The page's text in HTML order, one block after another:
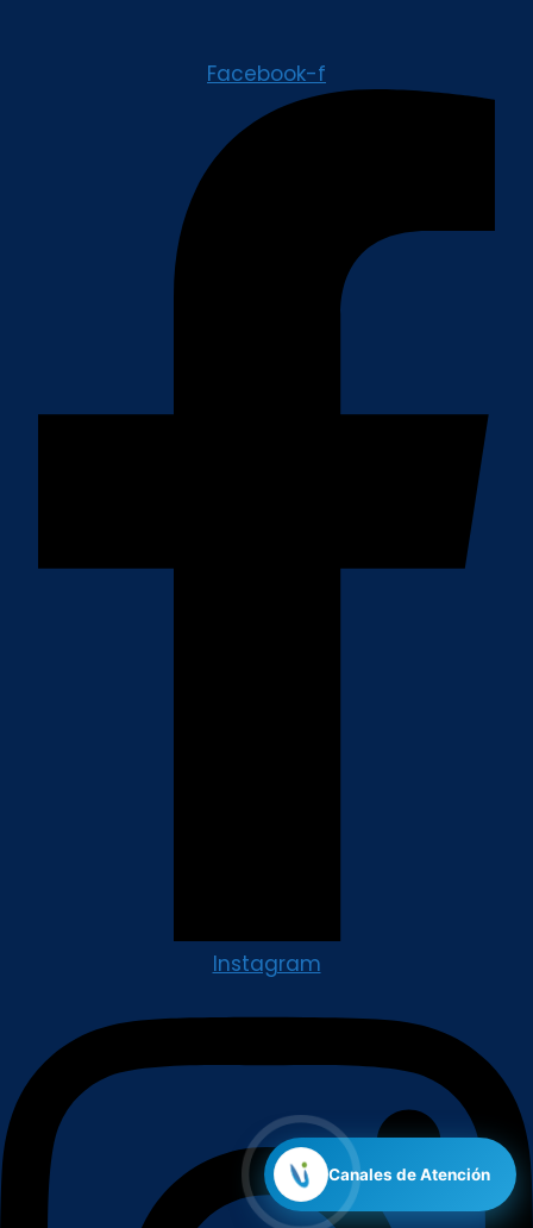
Canales de Atención
Facebook-f
Instagram